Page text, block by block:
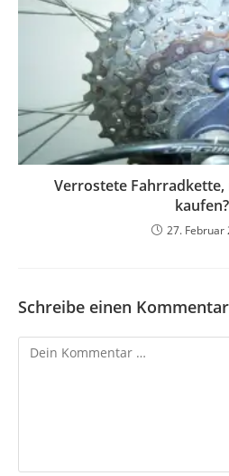
Verrostete
kaufen?
27. Februar
Schreibe einen Kommentar
Kommentar